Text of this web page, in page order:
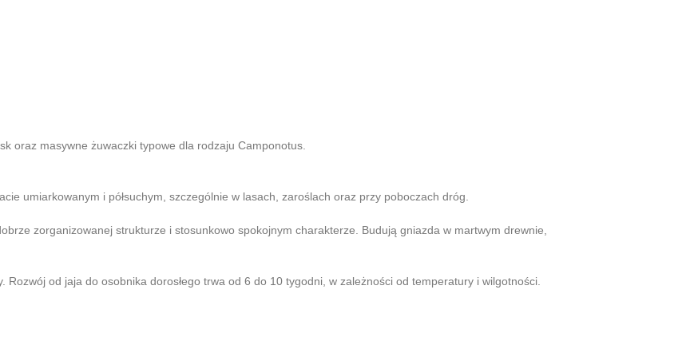
oraz masywne żuwaczki typowe dla rodzaju Camponotus.
umiarkowanym i półsuchym, szczególnie w lasach, zaroślach oraz przy poboczach dróg.
zorganizowanej strukturze i stosunkowo spokojnym charakterze. Budują gniazda w martwym drewnie,
Rozwój od jaja do osobnika dorosłego trwa od 6 do 10 tygodni, w zależności od temperatury i wilgotności.